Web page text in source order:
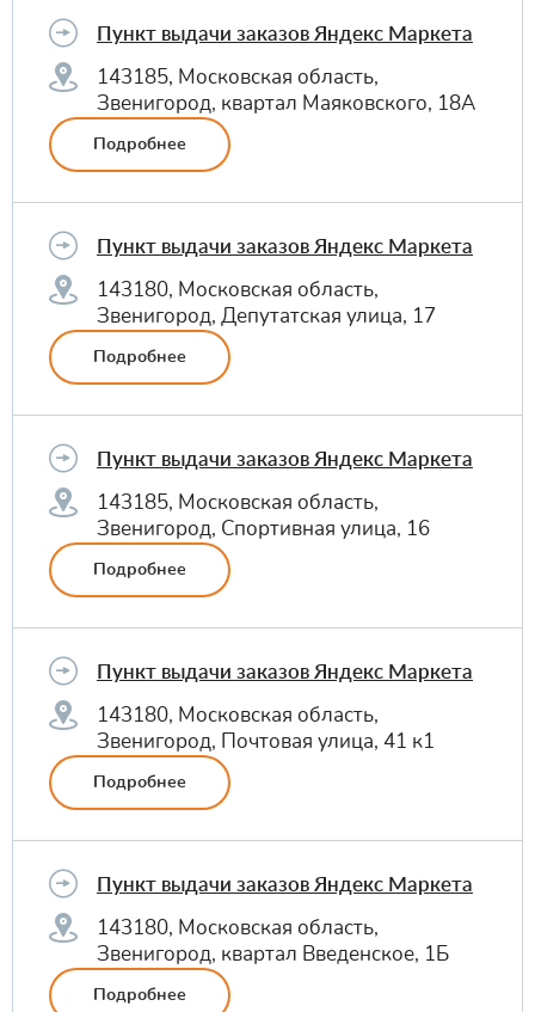
Пункт выдачи заказов Яндекс Маркета
143185, Московская область,
Звенигород, квартал Маяковского, 18А
Подробнее
Пункт выдачи заказов Яндекс Маркета
143180, Московская область,
Звенигород, Депутатская улица, 17
Подробнее
Пункт выдачи заказов Яндекс Маркета
143185, Московская область,
Звенигород, Спортивная улица, 16
Подробнее
Пункт выдачи заказов Яндекс Маркета
143180, Московская область,
Звенигород, Почтовая улица, 41 к1
Подробнее
Пункт выдачи заказов Яндекс Маркета
143180, Московская область,
Звенигород, квартал Введенское, 1Б
Подробнее